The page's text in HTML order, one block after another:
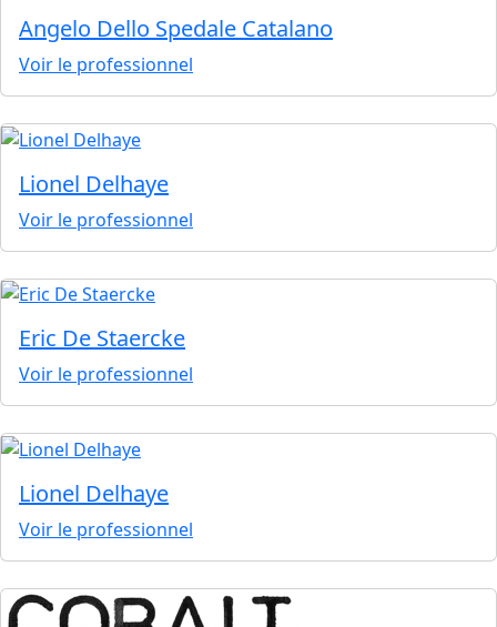
Angelo Dello Spedale Catalano
Voir le professionnel
Lionel Delhaye
Voir le professionnel
Eric De Staercke
Voir le professionnel
Lionel Delhaye
Voir le professionnel